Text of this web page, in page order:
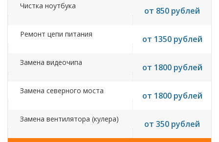
Чистка ноутбука от 850 рублей
Ремонт цепи питания от 1350 рублей
Замена видеочипа от 1800 рублей
Замена северного моста от 1800 рублей
Замена вентилятора (кулера) от 350 рублей